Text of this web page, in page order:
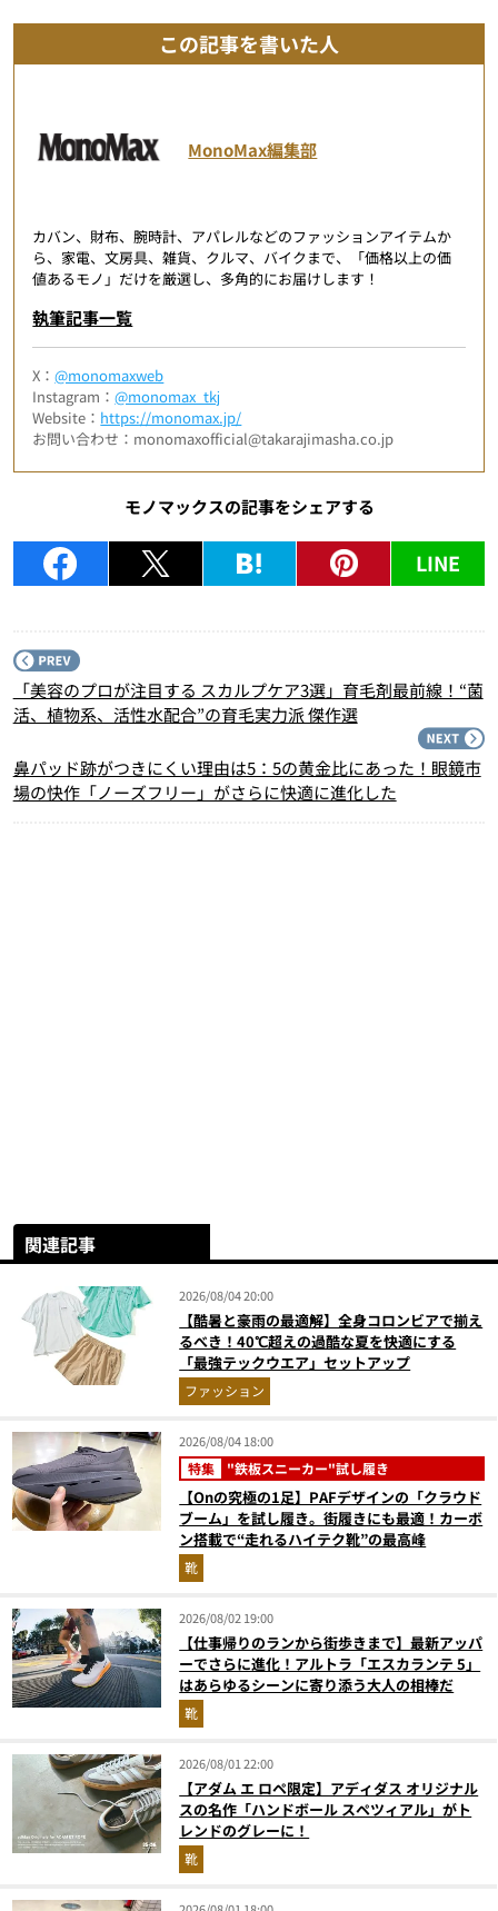
この記事を書いた人
MonoMax編集部
カバン、財布、腕時計、アパレルなどのファッションアイテムか
ら、家電、文房具、雑貨、クルマ、バイクまで、「価格以上の価
値あるモノ」だけを厳選し、多角的にお届けします！
執筆記事一覧
X：@monomaxweb
Instagram：@monomax_tkj
Website： https://monomax.jp/
お問い合わせ：monomaxofficial@takarajimasha.co.jp
モノマックスの記事をシェアする
LINE
「美容のプロが注目する スカルプケア3選」育毛剤最前線！“菌
活、植物系、活性水配合”の育毛実力派 傑作選
鼻パッド跡がつきにくい理由は5：5の黄金比にあった！眼鏡市
場の快作「ノーズフリー」がさらに快適に進化した
関連記事
2026/08/04 20:00
【酷暑と豪雨の最適解】全身コロンビアで揃え
るべき！40℃超えの過酷な夏を快適にする
「最強テックウエア」セットアップ
ファッション
2026/08/04 18:00
特集 "鉄板スニーカー"試し履き
【Onの究極の1足】PAFデザインの「クラウド
ブーム」を試し履き。街履きにも最適！カーボ
ン搭載で“走れるハイテク靴”の最高峰
靴
2026/08/02 19:00
【仕事帰りのランから街歩きまで】最新アッパ
ーでさらに進化！アルトラ「エスカランテ 5」
はあらゆるシーンに寄り添う大人の相棒だ
靴
2026/08/01 22:00
【アダム エ ロペ限定】アディダス オリジナル
スの名作「ハンドボール スペツィアル」がト
レンドのグレーに！
靴